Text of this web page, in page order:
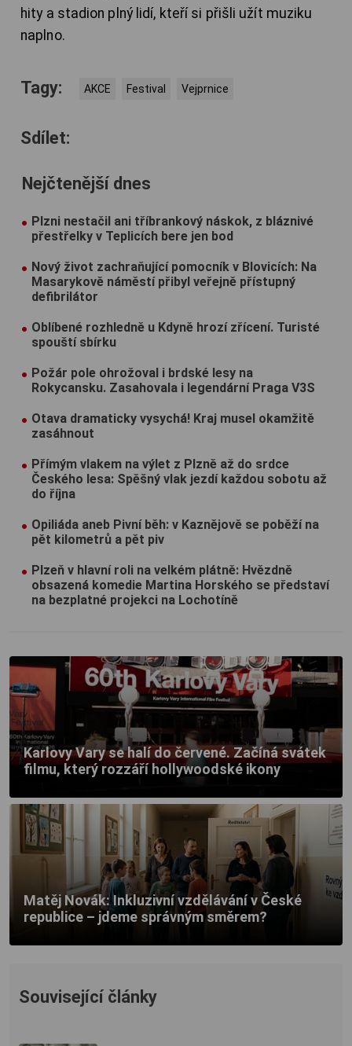
hity a stadion plný lidí, kteří si přišli užít muziku
naplno.
Tagy: AKCE Festival Vejprnice
Sdílet:
Nejčtenější dnes
Plzni nestačil ani tříbrankový náskok, z bláznivé
přestřelky v Teplicích bere jen bod
Nový život zachraňující pomocník v Blovicích: Na
Masarykově náměstí přibyl veřejně přístupný
defibrilátor
Oblíbené rozhledně u Kdyně hrozí zřícení. Turisté
spouští sbírku
Požár pole ohrožoval i brdské lesy na
Rokycansku. Zasahovala i legendární Praga V3S
Otava dramaticky vysychá! Kraj musel okamžitě
zasáhnout
Přímým vlakem na výlet z Plzně až do srdce
Českého lesa: Spěšný vlak jezdí každou sobotu až
do října
Opiliáda aneb Pivní běh: v Kaznějově se poběží na
pět kilometrů a pět piv
Plzeň v hlavní roli na velkém plátně: Hvězdně
obsazená komedie Martina Horského se představí
na bezplatné projekci na Lochotíně
Karlovy Vary se halí do červené. Začíná svátek
filmu, který rozzáří hollywoodské ikony
Matěj Novák: Inkluzivní vzdělávání v České
republice – jdeme správným směrem?
Související články